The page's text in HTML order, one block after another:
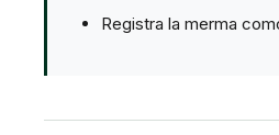
Registra la merma